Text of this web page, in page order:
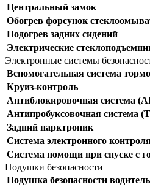
Центральный замок
Обогрев форсунок
Подогрев задних сидений
Электрические
Электронные системы
Вспомогательная система
Круиз-контроль
Антиблокировочная система
Антипробуксовочная система
Задний парктроник
Система электронного
Система помощи при спуске с
Подушки безопасности
Подушка безопасности